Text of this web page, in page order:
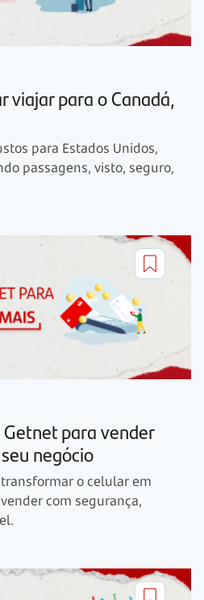
viajar para o Canadá,
para Estados Unidos,
passagens, visto, seguro,
para vender
negócio
o celular em
com segurança,